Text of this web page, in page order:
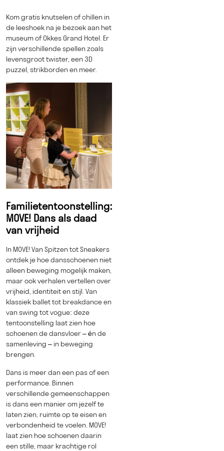
Kom gratis knutselen of chillen in
de leeshoek na je bezoek aan het
museum of Okkes Grand Hotel. Er
zijn verschillende spellen zoals
levensgroot twister, een 3D
puzzel, strikborden en meer.
Familietentoonstelling:
MOVE! Dans als daad
van vrijheid
In MOVE! Van Spitzen tot Sneakers
ontdek je hoe dansschoenen niet
alleen beweging mogelijk maken,
maar ook verhalen vertellen over
vrijheid, identiteit en stijl. Van
klassiek ballet tot breakdance en
van swing tot vogue: deze
tentoonstelling laat zien hoe
schoenen de dansvloer – én de
samenleving – in beweging
brengen.
Dans is meer dan een pas of een
performance. Binnen
verschillende gemeenschappen
is dans een manier om jezelf te
laten zien, ruimte op te eisen en
verbondenheid te voelen. MOVE!
laat zien hoe schoenen daarin
een stille, maar krachtige rol